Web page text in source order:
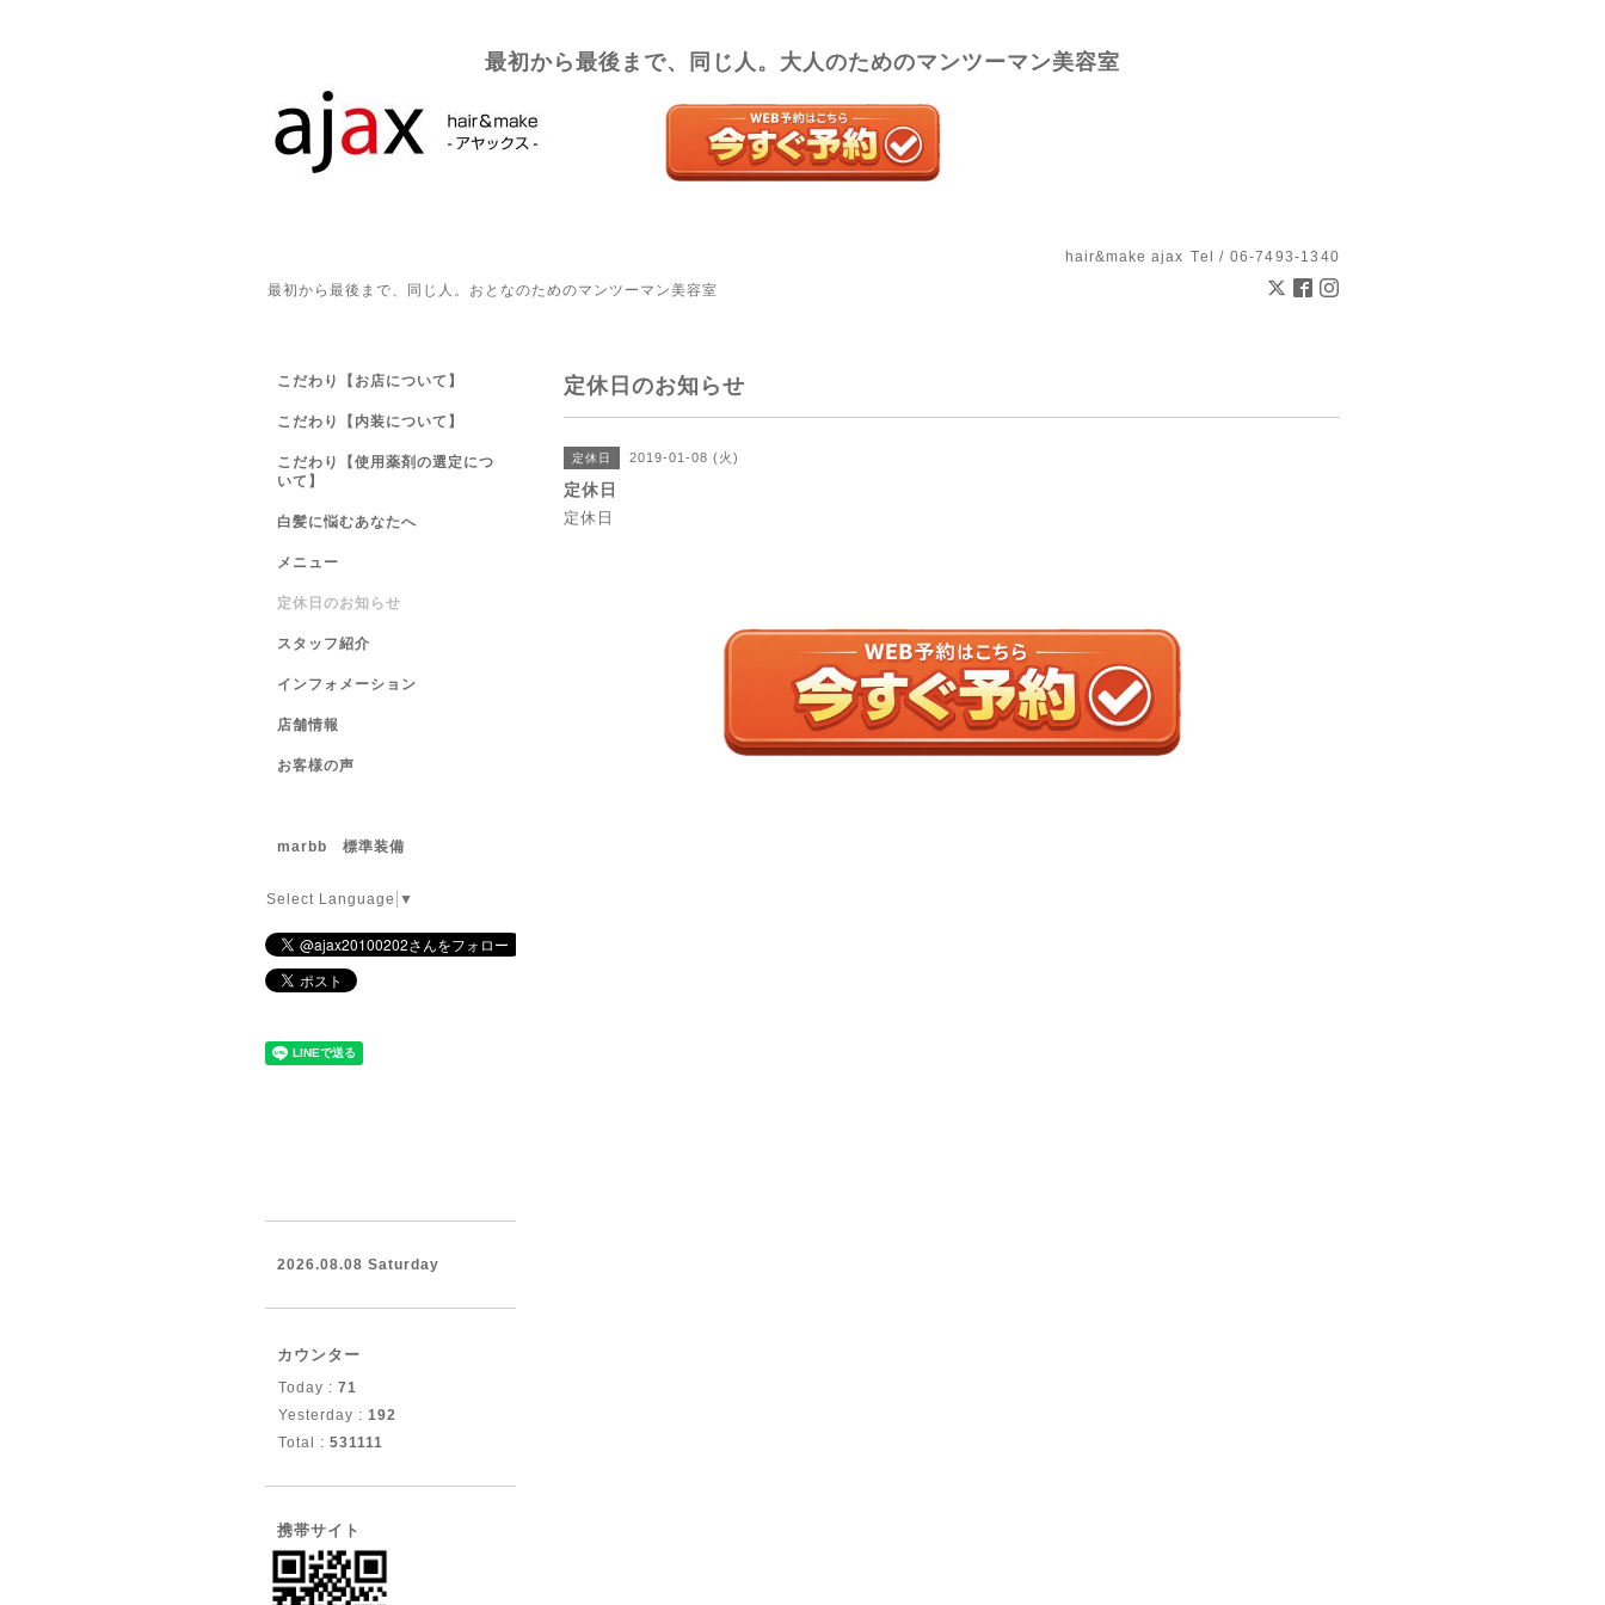
最初から最後まで、同じ人。大人のためのマンツーマン美容室
hair&make ajax Tel / 06-7493-1340
最初から最後まで、同じ人。おとなのためのマンツーマン美容室
定休日のお知らせ
定休日 2019-01-08 (火)
定休日
定休日
こだわり【お店について】
こだわり【内装について】
こだわり【使用薬剤の選定につ
いて】
白髪に悩むあなたへ
メニュー
定休日のお知らせ
スタッフ紹介
インフォメーション
店舗情報
お客様の声
marbb 標準装備
Select Language ▼
2026.08.08 Saturday
カウンター
Today : 71
Yesterday : 192
Total : 531111
携帯サイト